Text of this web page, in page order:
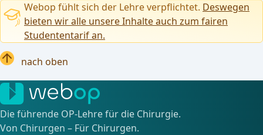
Webop fühlt sich der Lehre verpflichtet. Deswegen
bieten wir alle unsere Inhalte auch zum fairen
Studententarif an.
nach oben
Die führende OP-Lehre für die Chirurgie.
Von Chirurgen – Für Chirurgen.